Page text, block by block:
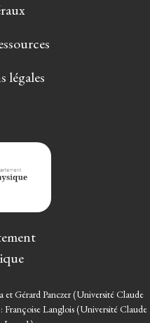
légales
Gérard Panczer (Université Claude
Langlois (Université Claude